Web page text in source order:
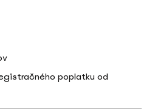
poplatku od